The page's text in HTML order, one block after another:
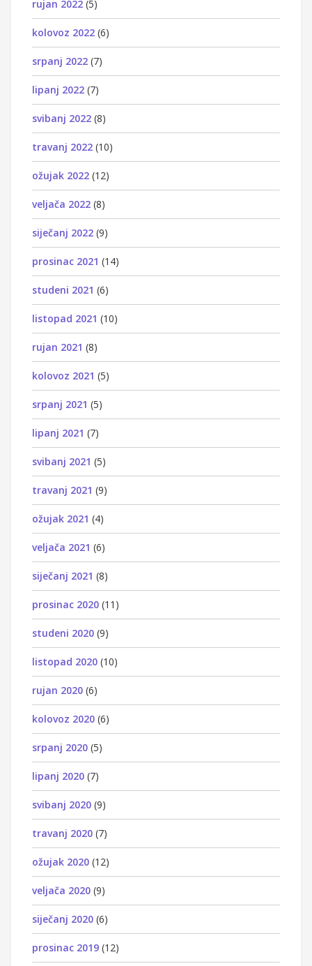
rujan 2022 (5)
kolovoz 2022 (6)
srpanj 2022 (7)
lipanj 2022 (7)
svibanj 2022 (8)
travanj 2022 (10)
ožujak 2022 (12)
veljača 2022 (8)
siječanj 2022 (9)
prosinac 2021 (14)
studeni 2021 (6)
listopad 2021 (10)
rujan 2021 (8)
kolovoz 2021 (5)
srpanj 2021 (5)
lipanj 2021 (7)
svibanj 2021 (5)
travanj 2021 (9)
ožujak 2021 (4)
veljača 2021 (6)
siječanj 2021 (8)
prosinac 2020 (11)
studeni 2020 (9)
listopad 2020 (10)
rujan 2020 (6)
kolovoz 2020 (6)
srpanj 2020 (5)
lipanj 2020 (7)
svibanj 2020 (9)
travanj 2020 (7)
ožujak 2020 (12)
veljača 2020 (9)
siječanj 2020 (6)
prosinac 2019 (12)